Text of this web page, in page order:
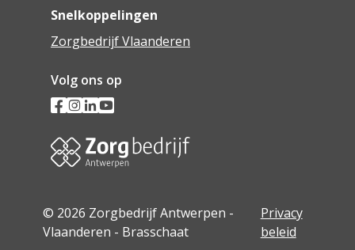
Snelkoppelingen
Zorgbedrijf Vlaanderen
Volg ons op
© 2026 Zorgbedrijf Antwerpen -
Vlaanderen - Brasschaat
Privacy
beleid